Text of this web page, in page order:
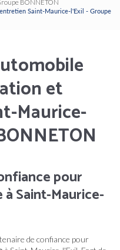
BONNETON
Saint-Maurice-l'Exil - Groupe
et
Maurice-
pour
Saint-Maurice-
de confiance pour